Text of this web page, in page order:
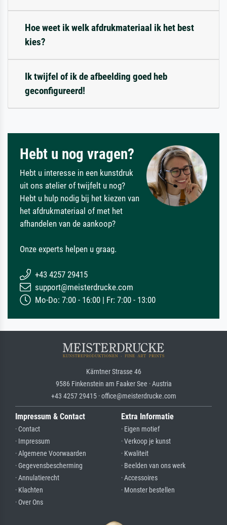
Hoe weet ik welk afdrukmateriaal ik het best
kies?
Ik twijfel of ik de afbeelding goed heb
geconfigureerd!
Hebt u nog vragen?
Hebt u interesse in een kunstdruk
uit ons atelier of twijfelt u nog?
Hebt u hulp nodig bij het kiezen van
het afdrukmateriaal of met het
afhandelen van de aankoop?
Onze experts helpen u graag.
+43 4257 29415
support@meisterdrucke.com
Mo-Do: 7:00 - 16:00 | Fr: 7:00 - 13:00
Kärntner Strasse 46
9586 Finkenstein am Faaker See · Austria
+43 4257 29415 · office@meisterdrucke.com
Impressum & Contact
· Contact
· Impressum
· Algemene Voorwaarden
· Gegevensbescherming
· Annulatierecht
· Klachten
· Over Ons
Extra Informatie
· Eigen motief
· Verkoop je kunst
· Kwaliteit
· Beelden van ons werk
· Accessoires
· Monster bestellen